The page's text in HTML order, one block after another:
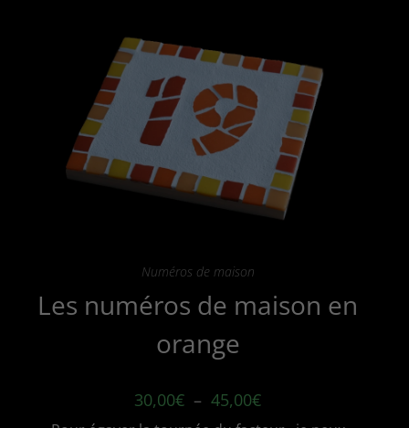
choisies
sur
page
produit
Numéros de maison
Les numéros de maison en
orange
30,00€ – 45,00€Plage
de